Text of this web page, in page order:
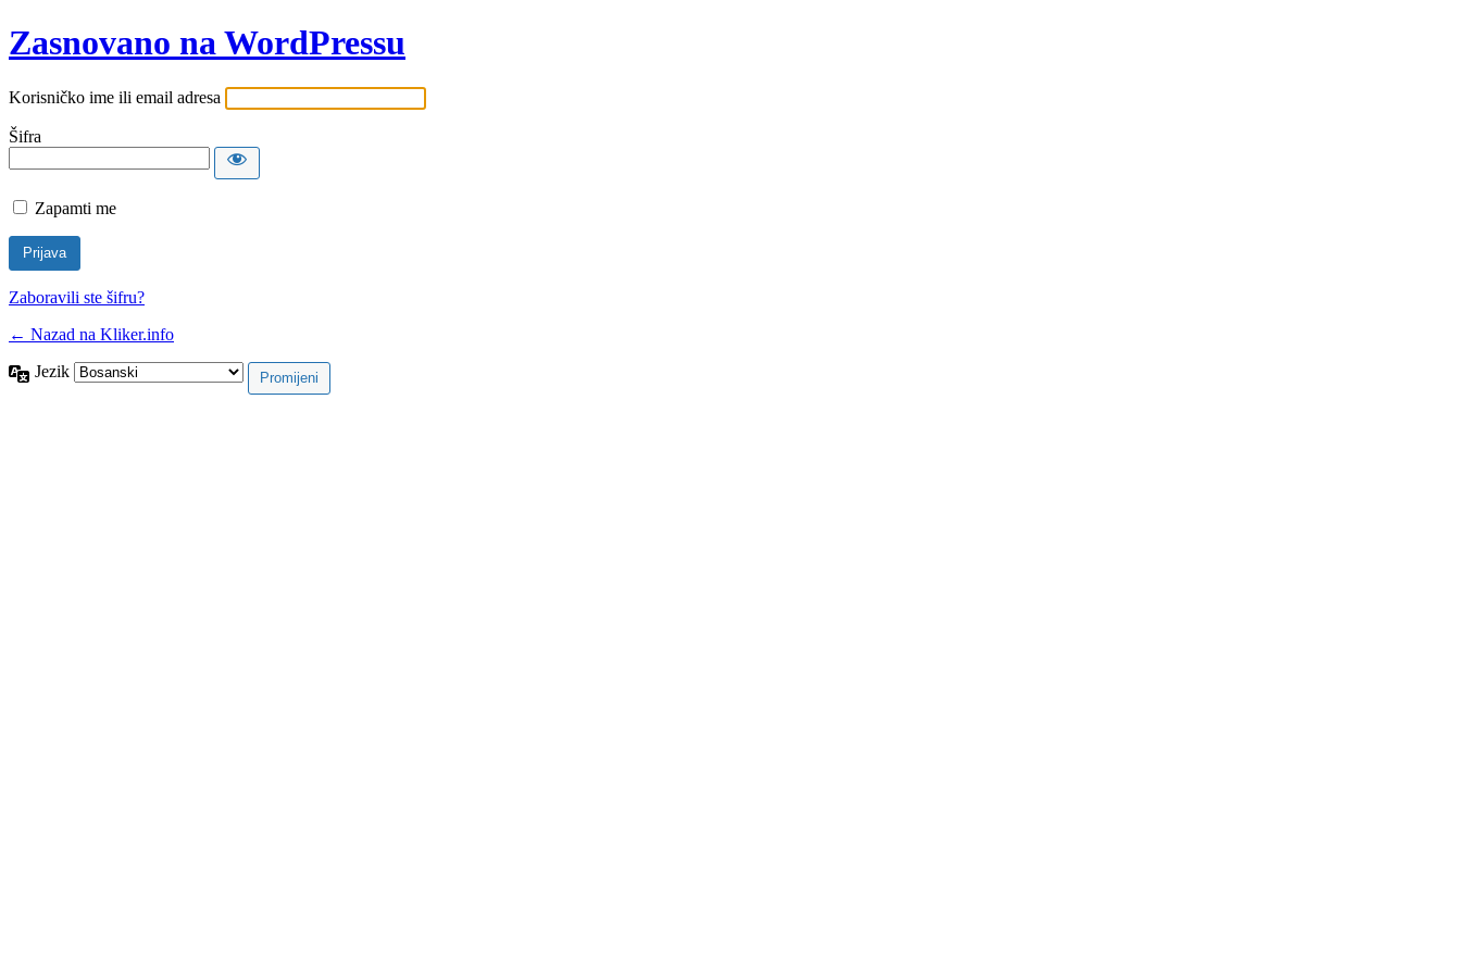
Zasnovano na WordPressu
Korisničko ime ili email adresa
Šifra
Zapamti me
Zaboravili ste šifru?
← Nazad na Kliker.info
Jezik